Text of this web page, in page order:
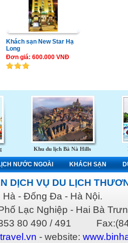
Khách sạn New Star Hạ
Long
Đơn giá: 600.000 VNĐ
Khu du lịch Bà Nà Hills
NƯỚC NGOÀI KHÁCH SẠN
DỊCH VỤ DU LỊCH
Hà - Đống Đa - Hà Nội.
Lạc Nghiệp - Hai Bà
353 80 490 / 491 Fax:(84
- website: